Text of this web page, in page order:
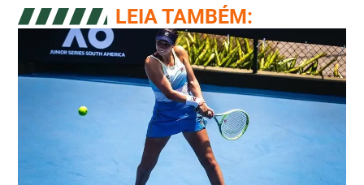
LEIA TAMBÉM: